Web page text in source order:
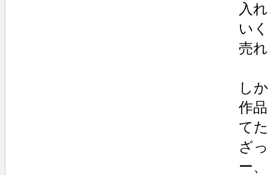
入
い
売
し
作
て
ざ
ー